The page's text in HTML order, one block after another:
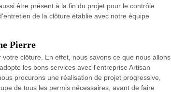
être présent à la fin du projet pour le contrôle
de la clôture établie avec notre équipe
Pierre
clôture. En effet, nous savons ce que nous allons
les bons services avec l'entreprise Artisan
procurons une réalisation de projet progressive,
de tous les permis nécessaires, avant de faire